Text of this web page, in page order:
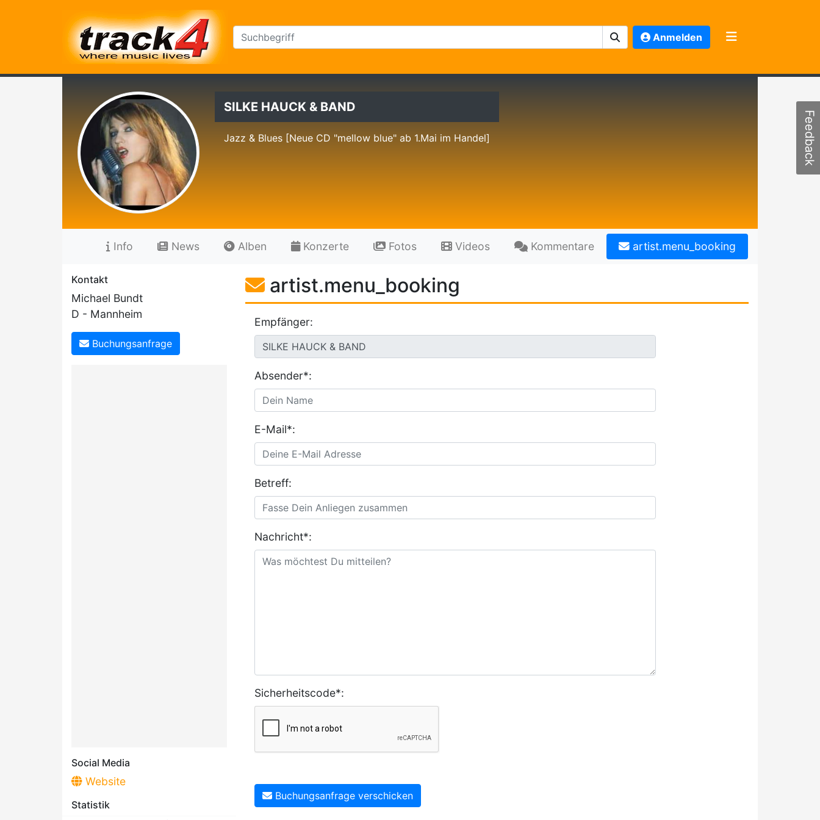
Anmelden
SILKE HAUCK & BAND
Jazz & Blues [Neue CD "mellow blue" ab 1.Mai im Handel]
Info News Alben Konzerte Fotos Videos Kommentare artist.menu_booking
Kontakt
Michael Bundt
D - Mannheim
Buchungsanfrage
Social Media
Website
Statistik
artist.menu_booking
Empfänger:
Absender*:
E-Mail*:
Betreff:
Nachricht*:
Sicherheitscode*:
Buchungsanfrage verschicken
Feedback